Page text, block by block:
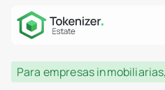
Para empresas